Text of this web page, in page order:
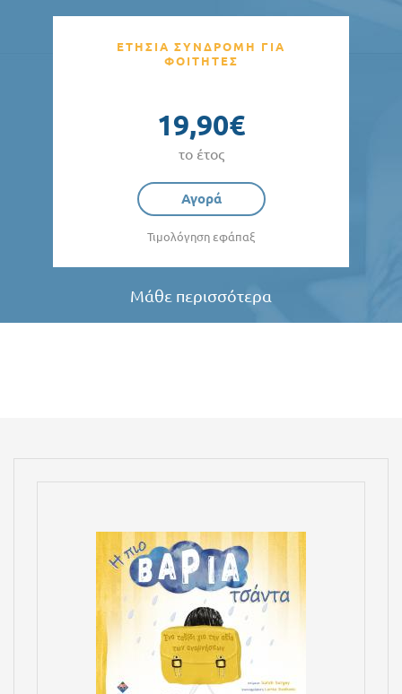
ΕΤΗΣΙΑ ΣΥΝΔΡΟΜΗ ΓΙΑ
ΦΟΙΤΗΤΕΣ
19,90€
το έτος
Αγορά
Τιμολόγηση εφάπαξ
Μάθε περισσότερα